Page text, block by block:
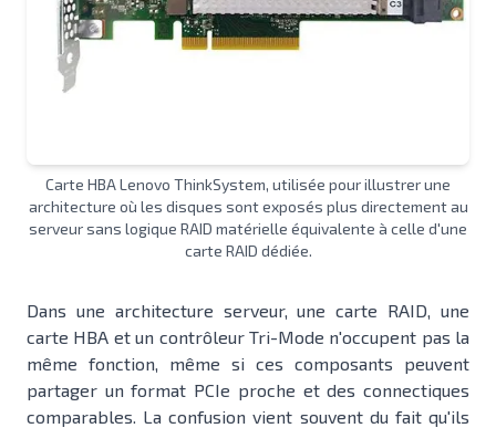
Carte HBA Lenovo ThinkSystem, utilisée pour illustrer une
architecture où les disques sont exposés plus directement au
serveur sans logique RAID matérielle équivalente à celle d'une
carte RAID dédiée.
Dans une architecture serveur, une carte RAID, une
carte HBA et un contrôleur Tri-Mode n'occupent pas la
même fonction, même si ces composants peuvent
partager un format PCIe proche et des connectiques
comparables. La confusion vient souvent du fait qu'ils